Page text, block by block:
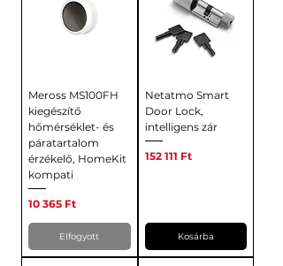
Meross MS100FH
kiegészítő
hőmérséklet- és
páratartalom
érzékelő, HomeKit
kompati
Ár
10 365 Ft
Elfogyott
Netatmo Smart
Door Lock,
intelligens zár
Ár
152 111 Ft
Kosárba